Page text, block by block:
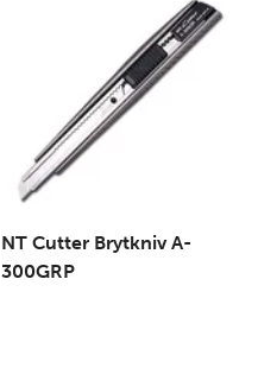
NT Cutter Brytkniv A-
300GRP